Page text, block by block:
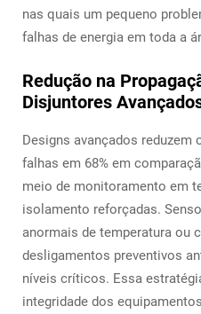
nas quais um pequeno
falhas de energia em toda a
Redução na
Disjuntores
Designs avançados reduzem
falhas em 68% em
meio de monitoramento em
isolamento reforçadas.
anormais de temperatura ou
desligamentos preventivos
níveis críticos. Essa
integridade dos